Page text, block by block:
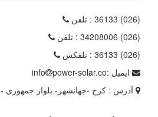
(026) 36133
: تلفن
(026) 34208006
: تلفن
(026) 36133
: تلفکس
ایمیل :
info
power-solar.co
آدرس : کرج -جهانشهر- بلوار جمهوری -